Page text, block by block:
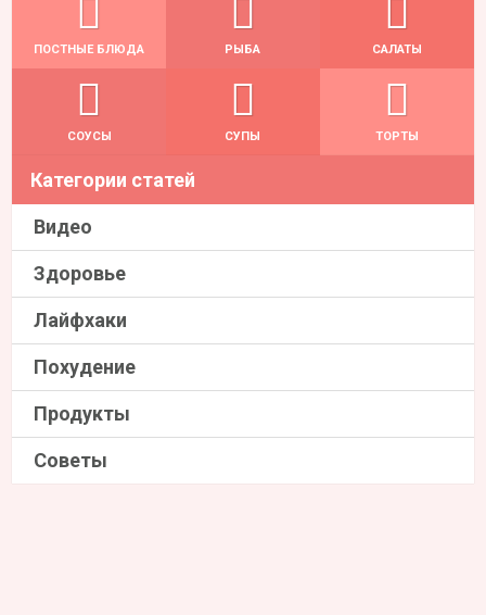
ПОСТНЫЕ БЛЮДА РЫБА САЛАТЫ
СОУСЫ СУПЫ ТОРТЫ
Категории статей
Видео
Здоровье
Лайфхаки
Похудение
Продукты
Советы